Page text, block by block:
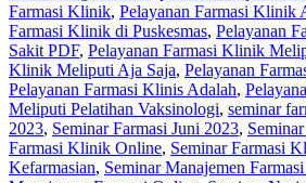
Farmasi Klinik, Pelayanan Farmasi Klinik
Farmasi Klinik di Puskesmas, Pelayanan
Sakit PDF, Pelayanan Farmasi Klinik
Klinik Meliputi Aja Saja, Pelayanan
Pelayanan Farmasi Klinis Adalah,
Meliputi Pelatihan Vaksinologi, seminar
2023, Seminar Farmasi Juni 2023,
Farmasi Klinik Online, Seminar Farmasi
Kefarmasian, Seminar Manajemen